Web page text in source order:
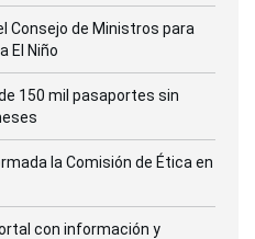
Consejo de Ministros para
El Niño
150 mil pasaportes sin
la Comisión de Ética en
con información y